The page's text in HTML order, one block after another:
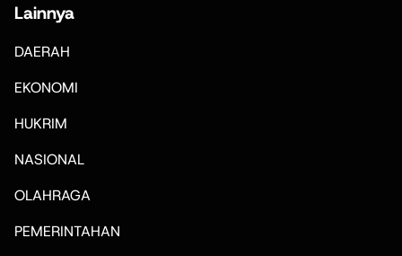
Lainnya
DAERAH
EKONOMI
HUKRIM
NASIONAL
OLAHRAGA
PEMERINTAHAN